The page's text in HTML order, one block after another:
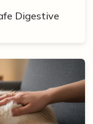
Digestive